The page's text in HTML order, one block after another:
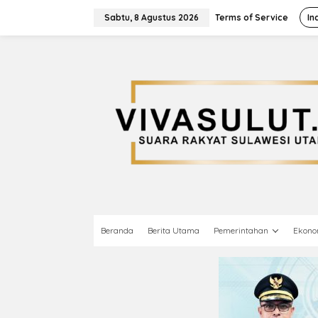
Sabtu, 8 Agustus 2026 Terms of Service
Beranda Berita Utama Pemerintahan